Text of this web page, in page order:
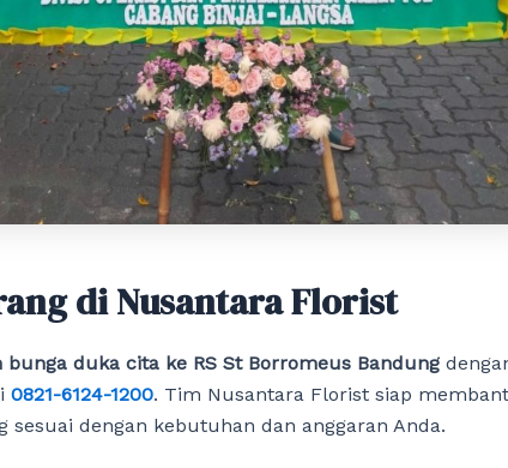
di Nusantara Florist
bunga duka cita ke RS St Borromeus Bandung
0821-6124-1200. Tim Nusantara Florist siap
sesuai dengan kebutuhan dan anggaran Anda.